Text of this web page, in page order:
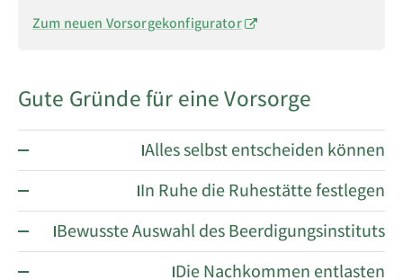
Zum neuen Vorsorgekonfigurator
Gute Gründe für eine Vorsorge
Alles selbst entscheiden können
In Ruhe die Ruhestätte festlegen
Bewusste Auswahl des Beerdigungsinstituts
Die Nachkommen entlasten